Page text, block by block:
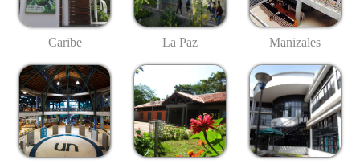
Caribe La Paz Manizales